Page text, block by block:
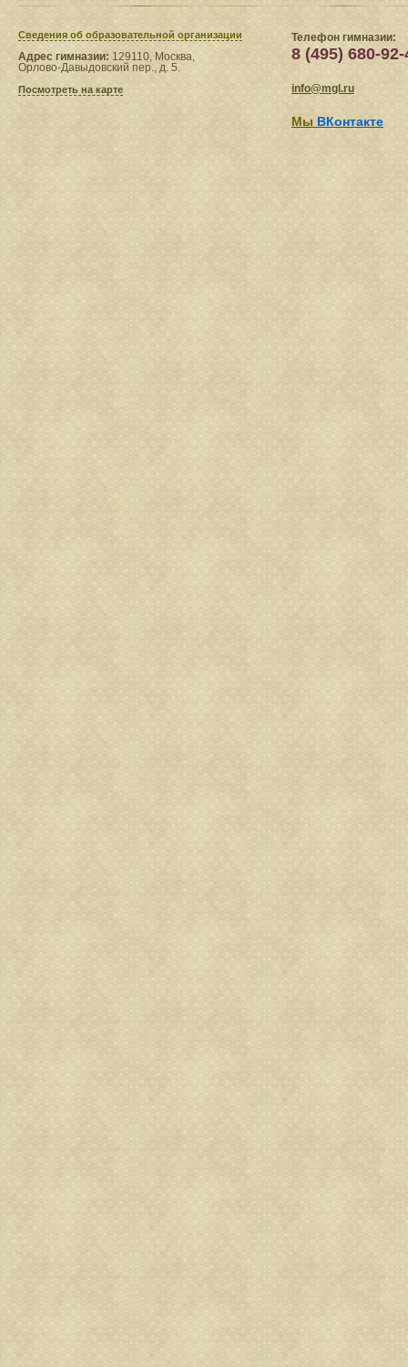
Сведения​ об образовательной организации
Адрес гимназии: 129110, Москва,
Орлово-Давыдовский пер., д. 5.
Посмотреть на карте
Телефон гимназии:
8 (495) 680-92-
info@mgl.ru
Мы ВКонтакте